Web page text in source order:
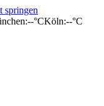
springen
:--°CKöln:--°C